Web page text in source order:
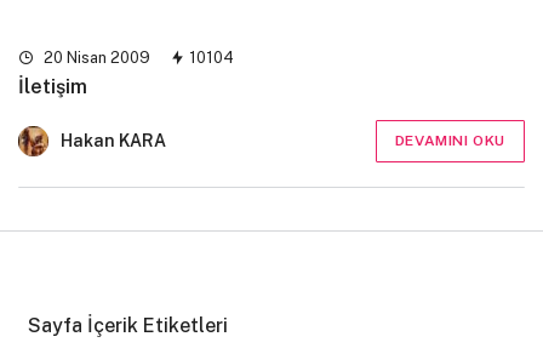
20 Nisan 2009 10104
İletişim
Hakan KARA DEVAMINI OKU
Sayfa İçerik Etiketleri